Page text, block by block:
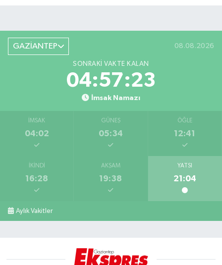
GAZİANTEP 08.08.2026
SONRAKI VAKTE KALAN
04:57:22
İmsak Namazı
İMSAK
04:02
GÜNEŞ
05:34
ÖĞLE
12:41
İKINDI
16:28
AKŞAM
19:38
YATSI
21:04
Aylık Vakitler